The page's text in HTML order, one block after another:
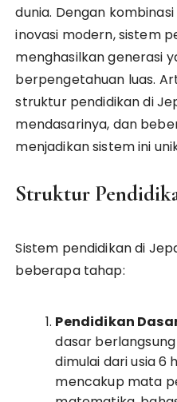
dunia. Dengan
inovasi modern, sistem
menghasilkan generasi
berpengetahuan luas.
struktur pendidikan di
mendasarinya, dan
menjadikan sistem ini
Struktur
Sistem pendidikan di
beberapa tahap:
Pendidikan
dasar
dimulai dari usia 6
mencakup mata